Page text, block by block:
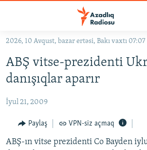
Əsas
qayıt
Əsas
naviqasiyaya
qayıt
#İZAHLA
KORRUPSIOMETR
#ƏSLINDƏ
FƏRQƏ BAX
QANUNI DOĞRU
2026, 10 Avqust, bazar ertəsi, Bakı vaxtı 07:07
ABŞ vitse-prezidenti
danışıqlar aparır
İyul 21, 2009
Paylaş VPN-siz açmaq
ABŞ-ın vitse prezidenti Co Bayden